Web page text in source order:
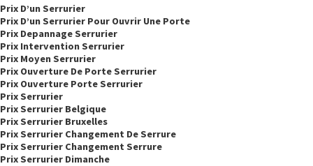
Prix D’un Serrurier
Prix D’un Serrurier Pour Ouvrir Une Porte
Prix Depannage Serrurier
Prix Intervention Serrurier
Prix Moyen Serrurier
Prix Ouverture De Porte Serrurier
Prix Ouverture Porte Serrurier
Prix Serrurier
Prix Serrurier Belgique
Prix Serrurier Bruxelles
Prix Serrurier Changement De Serrure
Prix Serrurier Changement Serrure
Prix Serrurier Dimanche